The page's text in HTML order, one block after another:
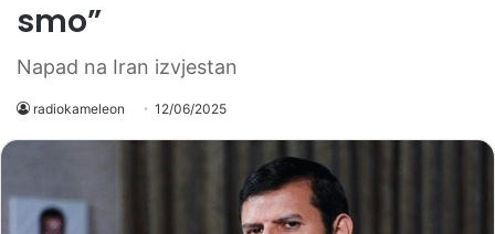
smo”
Napad na Iran izvjestan
radiokameleon 12/06/2025